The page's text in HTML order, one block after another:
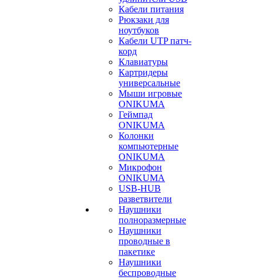
Кабели питания
Рюкзаки для
ноутбуков
Кабели UTP патч-
корд
Клавиатуры
Картридеры
универсальные
Мыши игровые
ONIKUMA
Геймпад
ONIKUMA
Колонки
компьютерные
ONIKUMA
Микрофон
ONIKUMA
USB-HUB
разветвители
Наушники
полноразмерные
Наушники
проводные в
пакетике
Наушники
беспроводные